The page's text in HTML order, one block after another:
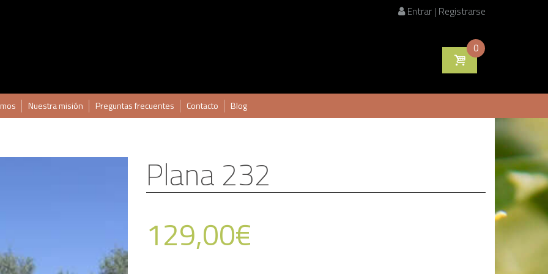
Entrar | Registrarse
0
Nuestra misión Preguntas frecuentes Contacto Blog
Plana 232
129,00€